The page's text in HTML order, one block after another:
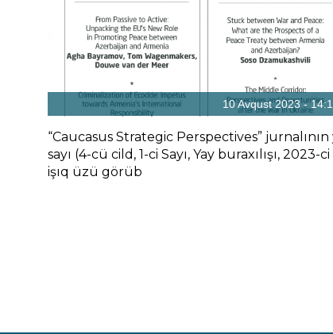
10 Avqust 2023 -
“Caucasus Strategic Perspectives” jurnalının
sayı (4-cü cild, 1-ci Sayı, Yay buraxılışı, 2023-ci
işıq üzü görüb